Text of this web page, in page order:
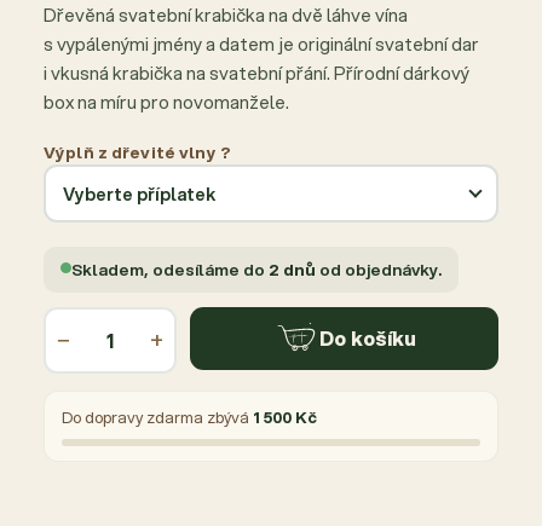
Dřevěná svatební krabička na dvě láhve vína
s vypálenými jmény a datem je originální svatební dar
i vkusná krabička na svatební přání. Přírodní dárkový
box na míru pro novomanžele.
Výplň z dřevité vlny ?
Skladem, odesíláme do 2 dnů od objednávky.
− + Do košíku
Do dopravy zdarma zbývá 1 500 Kč